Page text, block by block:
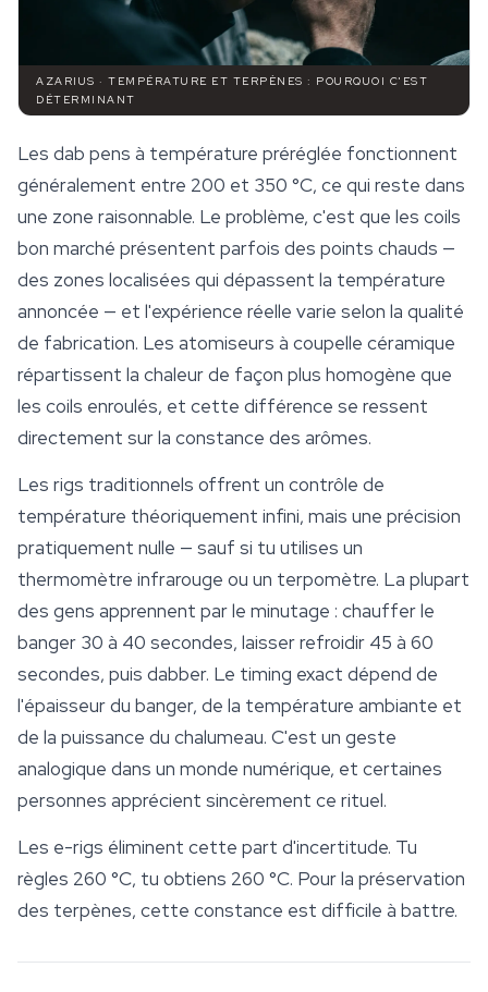
AZARIUS · TEMPÉRATURE ET TERPÈNES : POURQUOI C'EST
DÉTERMINANT
Les dab pens à température préréglée fonctionnent
généralement entre 200 et 350 °C, ce qui reste dans
une zone raisonnable. Le problème, c'est que les coils
bon marché présentent parfois des points chauds —
des zones localisées qui dépassent la température
annoncée — et l'expérience réelle varie selon la qualité
de fabrication. Les atomiseurs à coupelle céramique
répartissent la chaleur de façon plus homogène que
les coils enroulés, et cette différence se ressent
directement sur la constance des arômes.
Les rigs traditionnels offrent un contrôle de
température théoriquement infini, mais une précision
pratiquement nulle — sauf si tu utilises un
thermomètre infrarouge ou un terpomètre. La plupart
des gens apprennent par le minutage : chauffer le
banger 30 à 40 secondes, laisser refroidir 45 à 60
secondes, puis dabber. Le timing exact dépend de
l'épaisseur du banger, de la température ambiante et
de la puissance du chalumeau. C'est un geste
analogique dans un monde numérique, et certaines
personnes apprécient sincèrement ce rituel.
Les e-rigs éliminent cette part d'incertitude. Tu
règles 260 °C, tu obtiens 260 °C. Pour la préservation
des terpènes, cette constance est difficile à battre.